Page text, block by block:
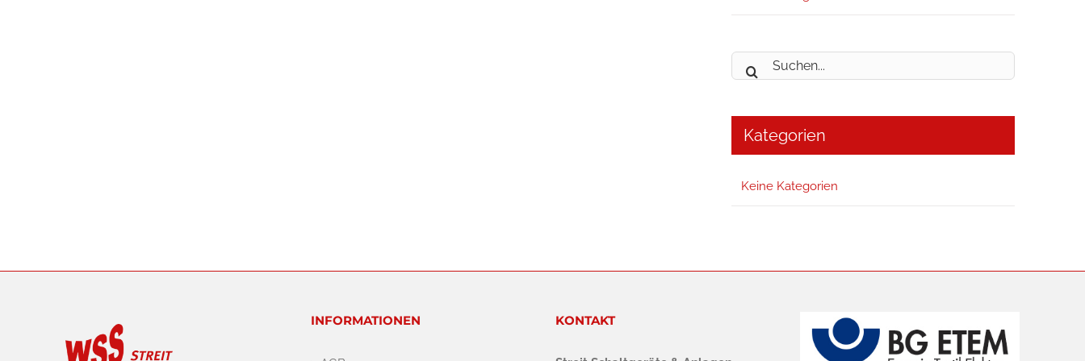
nach:
Kategorien
Keine Kategorien
INFORMATIONEN KONTAKT